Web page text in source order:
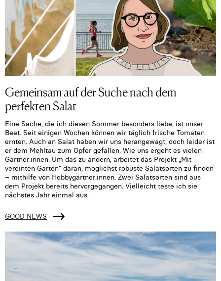
Gemeinsam auf der Suche nach dem
perfekten Salat
Eine Sache, die ich diesen Sommer besonders liebe, ist unser
Beet. Seit einigen Wochen können wir täglich frische Tomaten
ernten. Auch an Salat haben wir uns herangewagt, doch leider ist
er dem Mehltau zum Opfer gefallen. Wie uns ergeht es vielen
Gärtner:innen. Um das zu ändern, arbeitet das Projekt „Mit
vereinten Gärten“ daran, möglichst robuste Salatsorten zu finden
– mithilfe von Hobbygärtner:innen. Zwei Salatsorten sind aus
dem Projekt bereits hervorgegangen. Vielleicht teste ich sie
nächstes Jahr einmal aus.
GOOD NEWS